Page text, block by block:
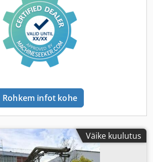
Rohkem infot kohe
Väike kuulutus